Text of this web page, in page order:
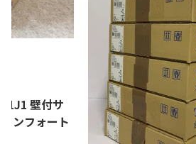
壁付サ
ンフォート